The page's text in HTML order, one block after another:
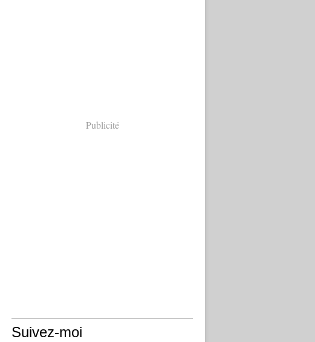
Publicité
Suivez-moi